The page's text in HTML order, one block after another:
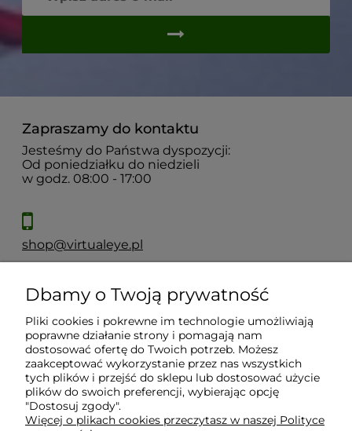
Zapraszamy do kontaktu
Jesteśmy do Państwa dyspozycji:
Od poniedziałku do niedzieli
w godz. 08:00 - 17:00
shop@virtualeye.pl
Moje konto
Płatności i dostawa
Informacje
Dbamy o Twoją prywatność
Pliki cookies i pokrewne im technologie umożliwiają
poprawne działanie strony i pomagają nam
dostosować ofertę do Twoich potrzeb. Możesz
zaakceptować wykorzystanie przez nas wszystkich
tych plików i przejść do sklepu lub dostosować użycie
plików do swoich preferencji, wybierając opcję
"Dostosuj zgody".
Więcej o plikach cookies przeczytasz w naszej Polityce